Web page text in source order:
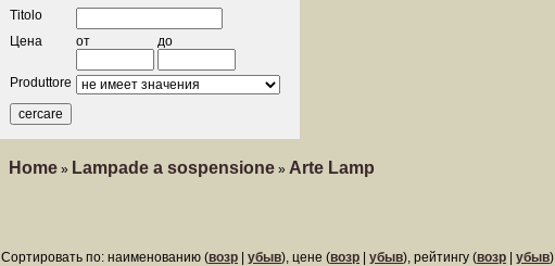
Titolo
Цена
от до
Produttore
Home » Lampade a sospensione » Arte Lamp
Сортировать по: наименованию (возр убыв), цене (возр убыв), рейтингу (возр убыв)